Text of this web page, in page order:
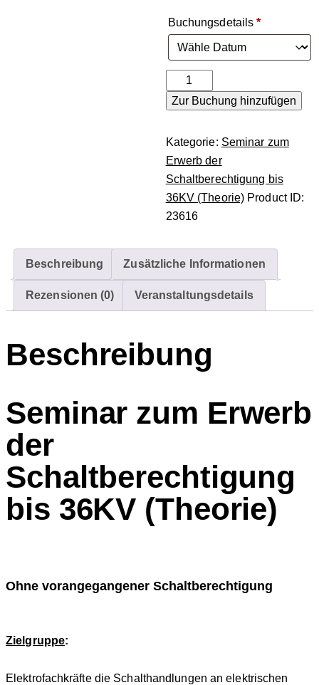
Buchungsdetails*
Zur Buchung hinzufügen
Kategorie: Seminar zum
Erwerb der
Schaltberechtigung bis
36KV (Theorie) Product ID:
23616
Beschreibung Zusätzliche Informationen
Rezensionen (0) Veranstaltungsdetails
Beschreibung
Seminar zum Erwerb
der
Schaltberechtigung
bis 36KV (Theorie)
Ohne vorangegangener Schaltberechtigung
Zielgruppe:
Elektrofachkräfte die Schalthandlungen an elektrischen